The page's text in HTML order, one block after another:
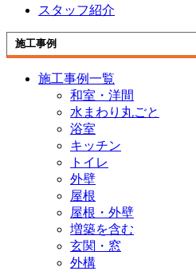
スタッフ紹介
施工事例
施工事例一覧
和室・洋間
水まわり丸ごと
浴室
キッチン
トイレ
外壁
屋根
屋根・外壁
増築を含む
玄関・窓
外構